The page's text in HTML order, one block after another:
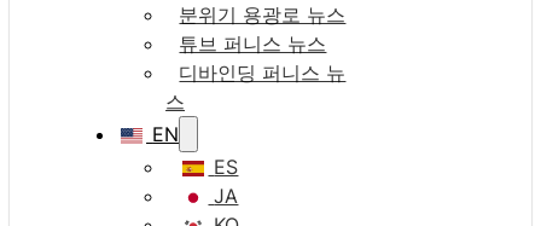
분위기 용광로 뉴스
튜브 퍼니스 뉴스
디바인딩 퍼니스 뉴
스
EN
ES
JA